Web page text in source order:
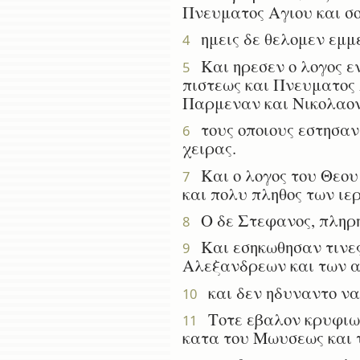
Πνευματος Αγιου και
4 ημεις δε θελομεν
5
Και ηρεσεν ο λογος
πιστεως και
Παρμεναν και
6
τους οποιους
χειρας.
7
Και ο λογος του
και πολυ πληθος των
8 Ο δε Στεφανος,
9
Και εσηκωθησαν
Αλεξανδρεων και των
10 και δεν ηδυναντο
11
Τοτε εβαλον
κατα του Μωυσεως και